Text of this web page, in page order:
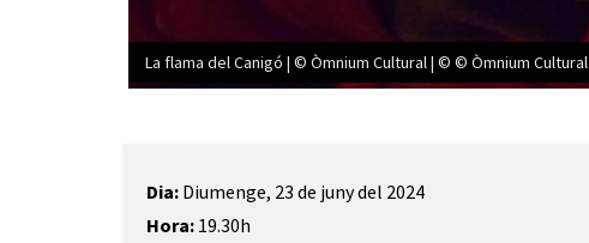
La flama del Canigó | © Òmnium Cultural | © © Òmnium Cultural
Dia: Diumenge, 23 de juny del 2024
Hora: 19.30h